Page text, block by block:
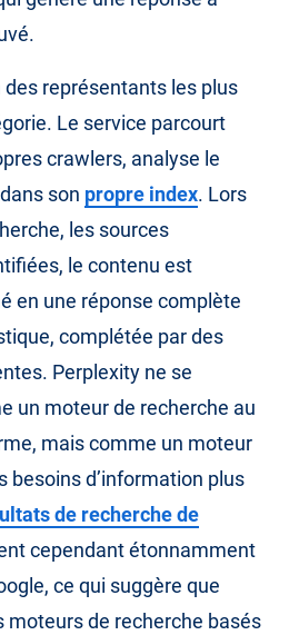
des représentants les plus
Le service parcourt
crawlers, analyse le
son propre index. Lors
les sources
le contenu est
en une réponse complète
complétée par des
Perplexity ne se
un moteur de recherche au
mais comme un moteur
besoins d’information plus
de recherche de
cependant étonnamment
ce qui suggère que
moteurs de recherche basés